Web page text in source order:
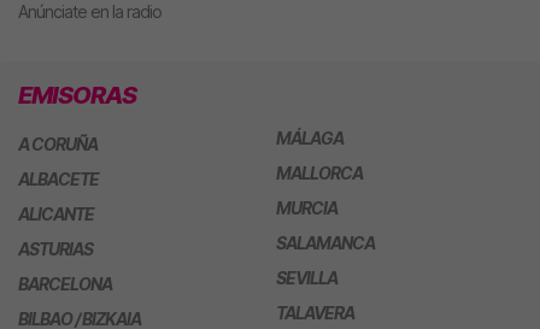
Anúnciate en la radio
EMISORAS
A CORUÑA
ALBACETE
ALICANTE
ASTURIAS
BARCELONA
BILBAO / BIZKAIA
MÁLAGA
MALLORCA
MURCIA
SALAMANCA
SEVILLA
TALAVERA